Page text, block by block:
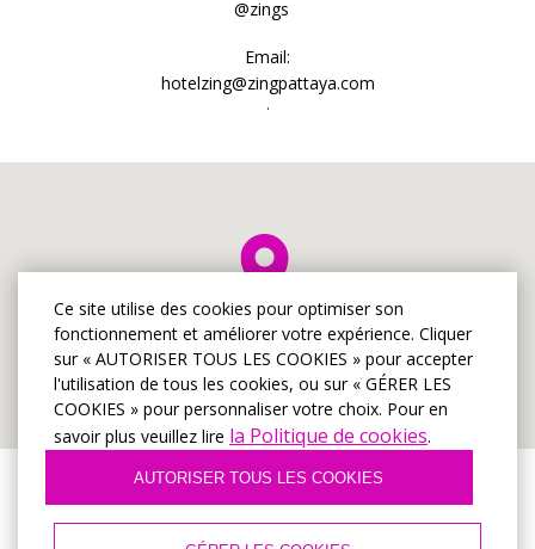
Ce site utilise des cookies pour optimiser son
fonctionnement et améliorer votre expérience. Cliquer
sur « AUTORISER TOUS LES COOKIES » pour accepter
l'utilisation de tous les cookies, ou sur « GÉRER LES
COOKIES » pour personnaliser votre choix. Pour en
savoir plus veuillez lire la Politique de cookies.
AUTORISER TOUS LES COOKIES
@zings
Email:
hotelzing@zingpattaya.com
.
2026, Site officiel